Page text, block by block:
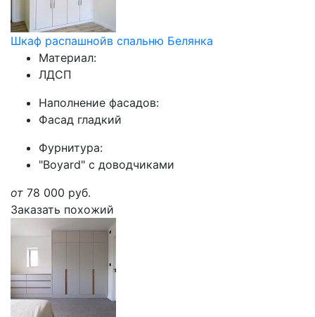
Шкаф распашнойв спальню Белянка
Материал:
ЛДСП
Наполнение фасадов:
Фасад гладкий
Фурнитура:
"Boyard" с доводчиками
от 78 000 руб.
Заказать похожий